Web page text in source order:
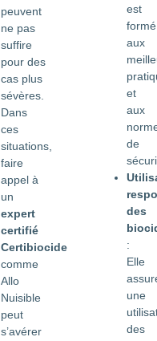
peuvent
ne pas
suffire
pour des
cas plus
sévères.
Dans
ces
situations,
faire
appel à
un
expert
certifié
Certibiocide
comme
Allo
Nuisible
peut
s’avérer
est
formé
aux
et
aux
de
des
:
Elle
une
des